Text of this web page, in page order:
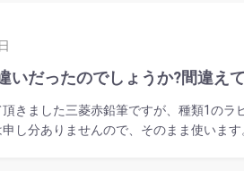
いだったのでしょうか?間違え
きました三菱赤鉛筆ですが、種類1のラ
し分ありませんので、そのまま使います